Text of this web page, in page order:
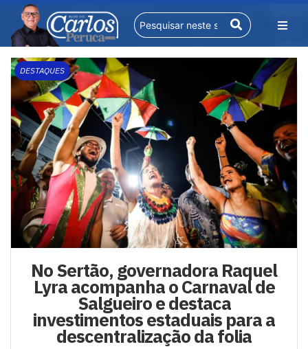
DESTAQUES
No Sertão, governadora Raquel
Lyra acompanha o Carnaval de
Salgueiro e destaca
investimentos estaduais para a
descentralização da folia